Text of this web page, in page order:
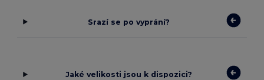
Srazí se po vyprání?
Jaké velikosti jsou k dispozici?